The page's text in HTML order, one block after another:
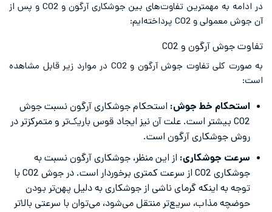
در ادامه به مهمترین تفاوت‌های بین جوشکاری آرگون و CO2 و پس از
آن جوش معمولی و CO2 پرداخته‌ایم:
تفاوت جوش آرگون و CO2
به صورت کلی تفاوت جوش آرگون و CO2 در موارد زیر قابل مشاهده
است:
استحکام خط جوش: استحکام جوشکاری آرگون نسبت جوش
CO2 بیشتر است. علت آن نیز ایجاد قوس باریک‌تر و متمرکزتر در
روش جوشکاری آرگون است.
سرعت جوشکاری: از این منظر، جوشکاری آرگون نسبت به
جوشکاری CO2 از سرعت کمتری برخوردار است. در جوش CO2 با
توجه به اینکه گرمای ناشی از جوشکاری به دلیل پهن‌تر بودن
حوضچه مذاب، سریع‌تر منتقل می‌شود، می‌توان با سرعتی بالاتر